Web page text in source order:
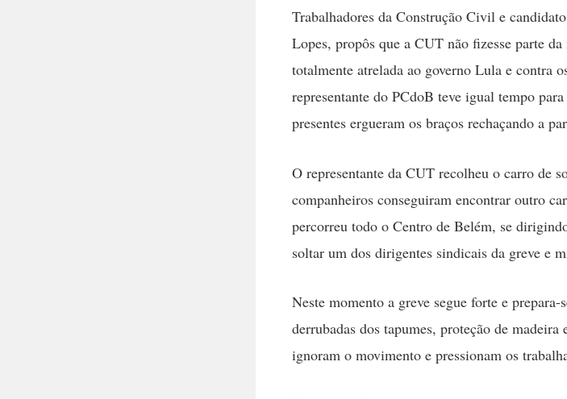
Trabalhadores da Construção Civil e
Lopes, propôs que a CUT não fizesse parte
totalmente atrelada ao governo Lula e contra
representante do PCdoB teve igual tempo
presentes ergueram os braços rechaçando a
O representante da CUT recolheu o carro de
companheiros conseguiram encontrar outro
percorreu todo o Centro de Belém, se
soltar um dos dirigentes sindicais da greve e
Neste momento a greve segue forte e
derrubadas dos tapumes, proteção de
ignoram o movimento e pressionam os